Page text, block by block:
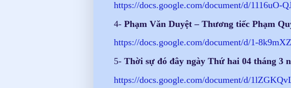
https://docs.google.com/document/d/1116uO-
4-Phạm Văn Duyệt – Thương tiếc Phạm
https://docs.google.com/document/d/1-
5-Thời sự đó đây ngày Thứ hai 04 tháng 3
https://docs.google.com/document/d/